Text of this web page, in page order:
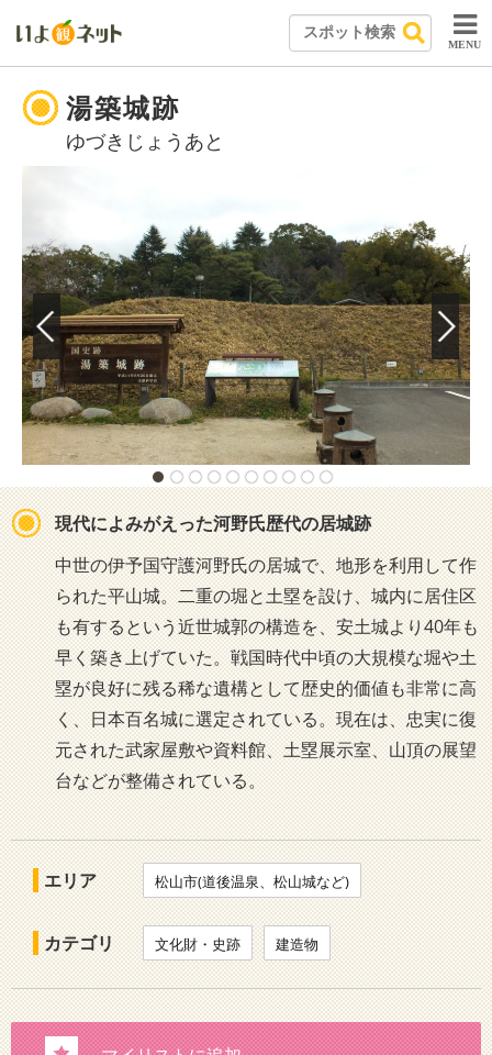
MENU
湯築城跡
ゆづきじょうあと
現代によみがえった河野氏歴代の居城跡
中世の伊予国守護河野氏の居城で、地形を利用して作
られた平山城。二重の堀と土塁を設け、城内に居住区
も有するという近世城郭の構造を、安土城より40年も
早く築き上げていた。戦国時代中頃の大規模な堀や土
塁が良好に残る稀な遺構として歴史的価値も非常に高
く、日本百名城に選定されている。現在は、忠実に復
元された武家屋敷や資料館、土塁展示室、山頂の展望
台などが整備されている。
エリア 松山市(道後温泉、松山城など)
カテゴリ 文化財・史跡 建造物